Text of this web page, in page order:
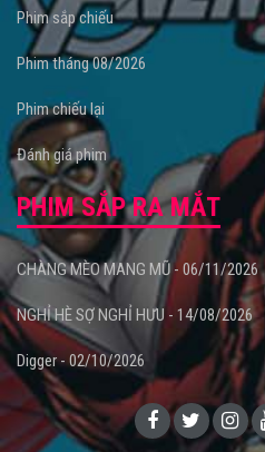
Phim sắp chiếu
Phim tháng 08/2026
Phim chiếu lại
Đánh giá phim
PHIM SẮP RA MẮT
CHÀNG MÈO MANG MŨ - 06/11/2026
NGHỈ HÈ SỢ NGHỈ HƯU - 14/08/2026
Digger - 02/10/2026